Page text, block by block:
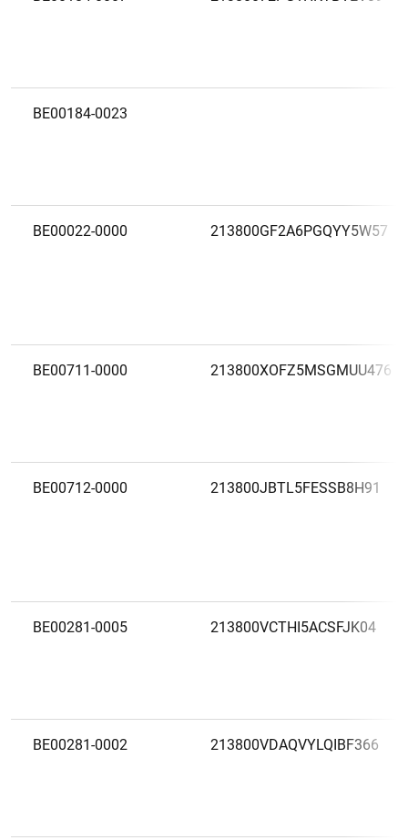
BE00184-0023
BE00022-0000 213800GF2A6PGQYY5W57
BE00711-0000 213800XOFZ5MSGMUU476
BE00712-0000 213800JBTL5FESSB8H91
BE00281-0005 213800VCTHI5ACSFJK04
BE00281-0002 213800VDAQVYLQIBF366